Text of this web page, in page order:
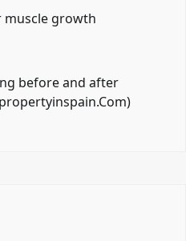
muscle growth
before and after
)